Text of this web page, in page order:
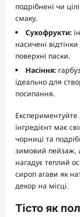
подрібнені чи
смаку.
Сухофрукти:
насичені
поверхні паски.
Насіння:
ідеально для
посипання.
інгредієнт має
чорниці та
зимовий пейзаж,
нагадує теплий
сироп агави як
декор на місці.
Тісто як